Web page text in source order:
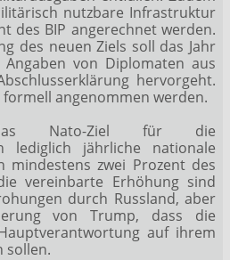
nutzbare Infrastruktur
des BIP angerechnet werden.
des neuen Ziels soll das Jahr
von Diplomaten aus
hervorgeht.
angenommen werden.
Nato-Ziel für die
lediglich jährliche nationale
mindestens zwei Prozent des
vereinbarte Erhöhung sind
durch Russland, aber
von Trump, dass die
auf ihrem
sollen.